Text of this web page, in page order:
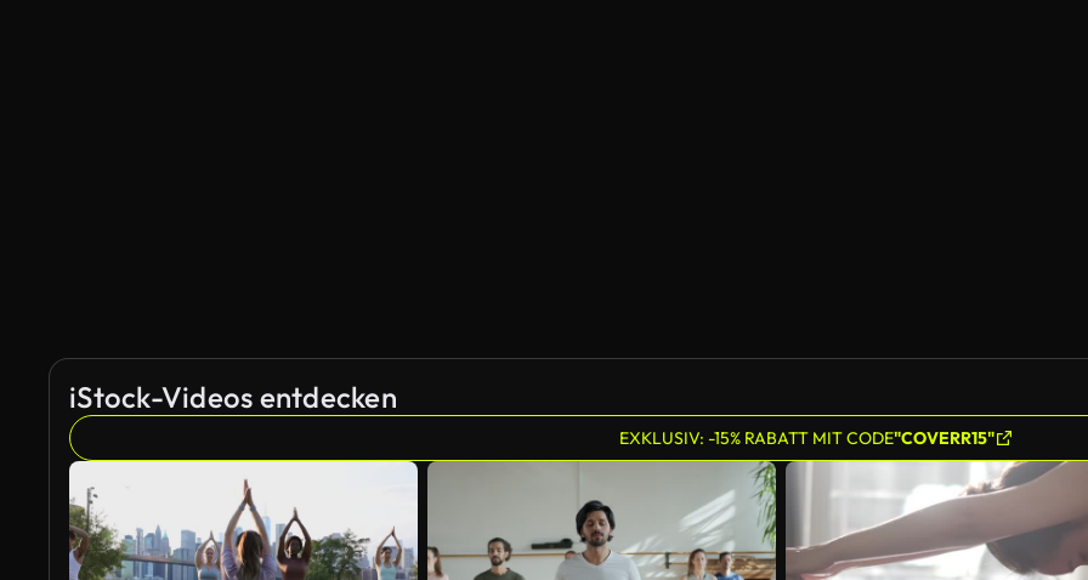
iStock-Videos entdecken
EXKLUSIV: -15% RABATT MIT CODE"COVERR15"